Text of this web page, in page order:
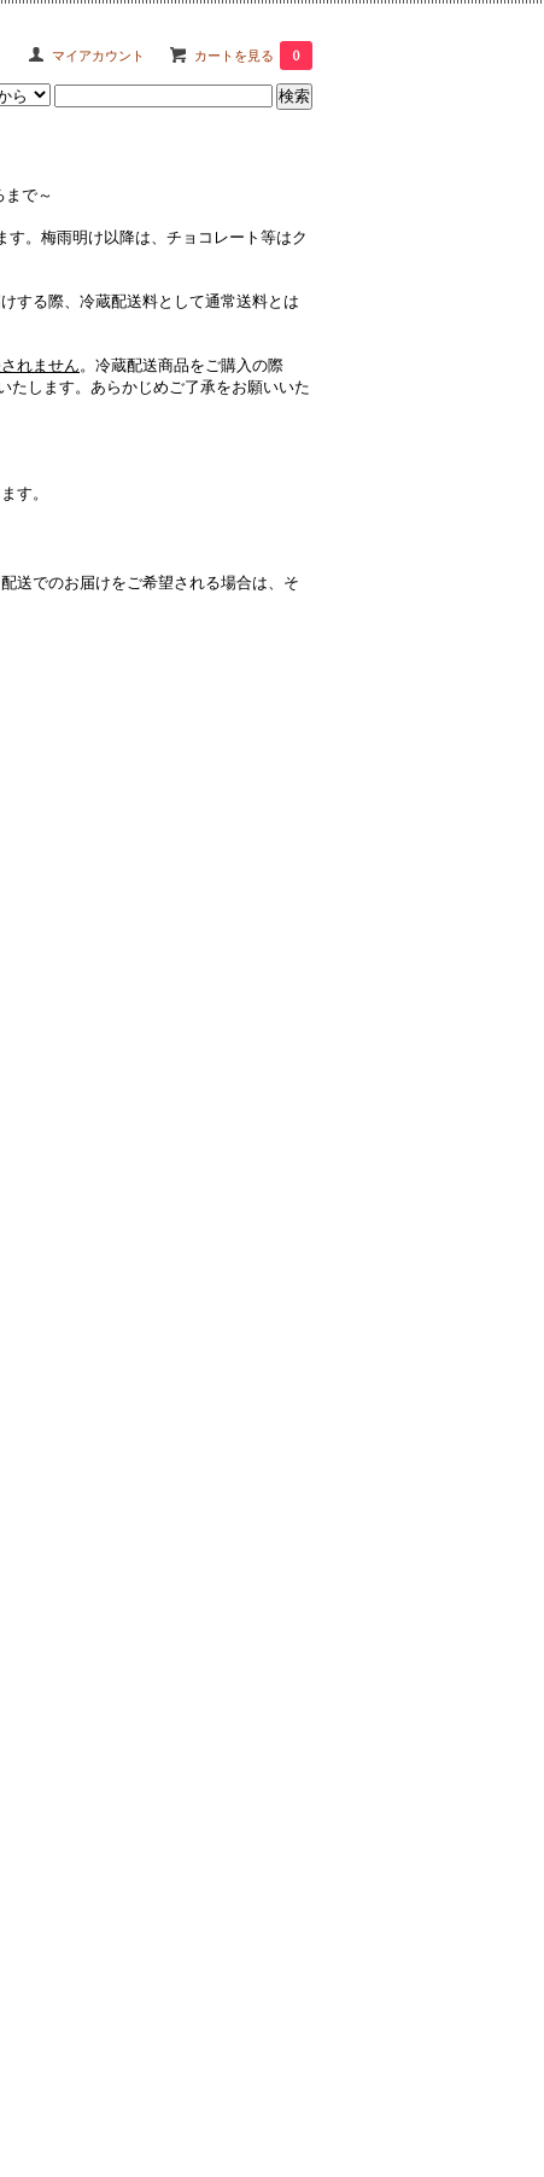
マイアカウント カートを見る 0
で～
す。梅雨明け以降は、チョコレート等はク
する際、冷蔵配送料として通常送料とは
れません。冷蔵配送商品をご購入の際
します。あらかじめご了承をお願いいた
す。
送でのお届けをご希望される場合は、そ